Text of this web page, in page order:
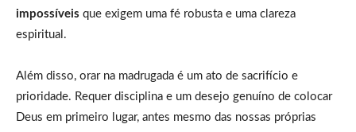
impossíveis que exigem uma fé robusta e uma clareza
espiritual.
Além disso, orar na madrugada é um ato de sacrifício e
prioridade. Requer disciplina e um desejo genuíno de colocar
Deus em primeiro lugar, antes mesmo das nossas próprias